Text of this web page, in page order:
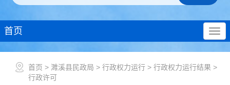
首页
首页 > 濉溪县民政局 > 行政权力运行 > 行政权力运行结果 >
行政许可